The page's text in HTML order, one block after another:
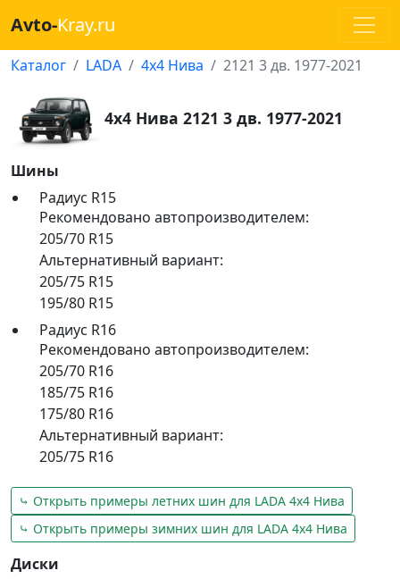
Avto-Kray.ru
Каталог LADA 4х4 Нива 2121 3 дв. 1977-2021
4х4 Нива 2121 3 дв. 1977-2021
Шины
Радиус R15
Рекомендовано автопроизводителем:
205/70 R15
Альтернативный вариант:
205/75 R15
195/80 R15
Радиус R16
Рекомендовано автопроизводителем:
205/70 R16
185/75 R16
175/80 R16
Альтернативный вариант:
205/75 R16
⤷ Открыть примеры летних шин для LADA 4х4 Нива
⤷ Открыть примеры зимних шин для LADA 4х4 Нива
Диски